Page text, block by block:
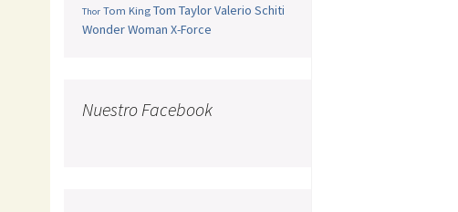
Thor Tom King Tom TaylorValerio Schiti
Wonder Woman X-Force
Nuestro Facebook